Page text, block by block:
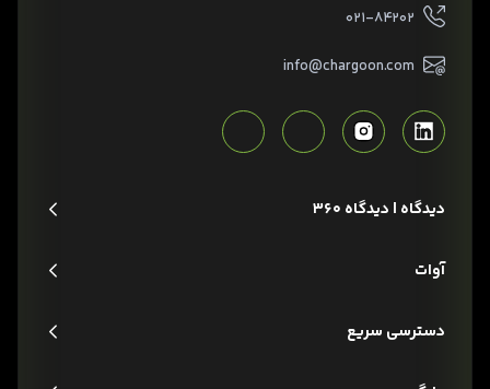
۰۲۱-۸۴۲۰۲
info@chargoon.com
دیدگاه | دیدگاه 360
آوات
دسترسی سریع